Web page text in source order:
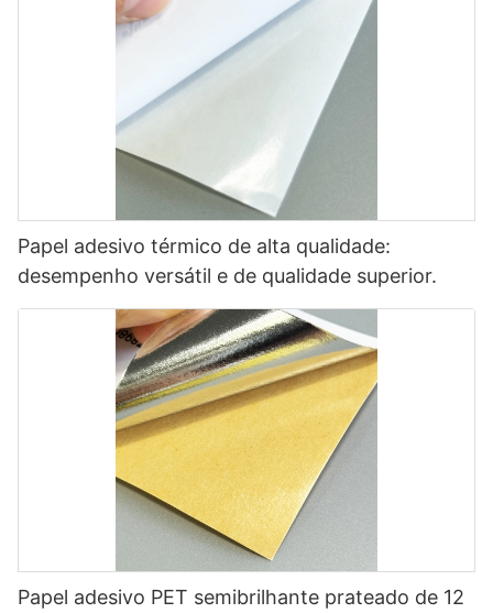
Papel adesivo térmico de alta qualidade:
desempenho versátil e de qualidade superior.
Papel adesivo PET semibrilhante prateado de 12